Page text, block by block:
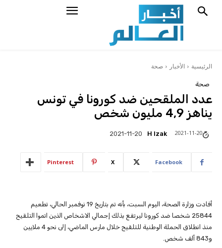
الرئيسية الأخبار صحة
صحة
عدد الملقحين ضد كورونا في تونس
يناهز 4,9 مليون شخص
H Izak
2021-11-20 2021-11-20
Facebook
X
Pinterest
أفادت وزارة الصحة، اليوم السبت، بأنه تم بتاريخ 19 نوفمبر الحالي، تطعيم
25844 شخصا ضد كورونا ليرتفع بذلك إجمالي الاشخاص الذين اتموا التلقيح
منذ انطلاق الحملة الوطنية للتلقيح خلال مارس الماضي، إلى نحو 4 ملايين
و843 ألف شخص.